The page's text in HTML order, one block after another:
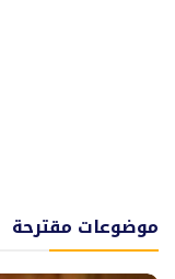
موضوعات مقترحة